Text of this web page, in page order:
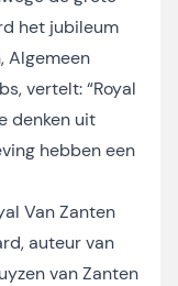
het jubileum
Algemeen
vertelt: “Royal
denken uit
hebben een
Van Zanten
auteur van
van Zanten